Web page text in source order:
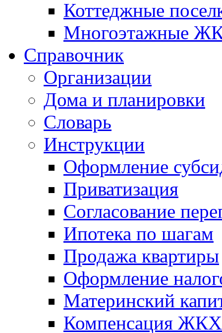
Коттеджные
Многоэтажные
Справочник
Организации
Дома и планировки
Словарь
Инструкции
Оформление
Приватизация
Согласование
Ипотека по шагам
Продажа квартиры
Оформление
Материнский
Компенсация ЖКХ